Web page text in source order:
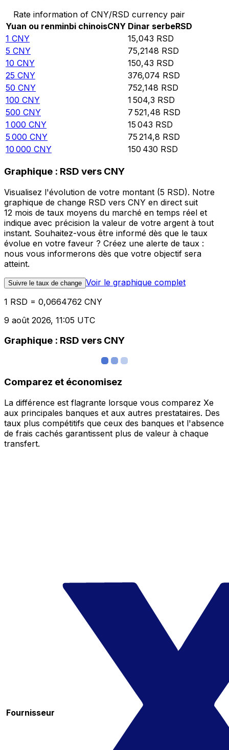
Rate information of CNY/RSD currency pair
Yuan ou renminbi chinoisCNY Dinar serbeRSD
1 CNY 15,043 RSD
5 CNY 75,2148 RSD
10 CNY 150,43 RSD
25 CNY 376,074 RSD
50 CNY 752,148 RSD
100 CNY 1 504,3 RSD
500 CNY 7 521,48 RSD
1 000 CNY 15 043 RSD
5 000 CNY 75 214,8 RSD
10 000 CNY 150 430 RSD
Graphique : RSD vers CNY
Visualisez l'évolution de votre montant (5 RSD). Notre
graphique de change RSD vers CNY en direct suit
12 mois de taux moyens du marché en temps réel et
indique avec précision la valeur de votre argent à tout
instant. Souhaitez-vous être informé dès que le taux
évolue en votre faveur ? Créez une alerte de taux :
nous vous informerons dès que votre objectif sera
atteint.
Suivre le taux de change Voir le graphique complet
1 RSD = 0,0664762 CNY
9 août 2026, 11:05 UTC
Graphique : RSD vers CNY
Comparez et économisez
La différence est flagrante lorsque vous comparez Xe
aux principales banques et aux autres prestataires. Des
taux plus compétitifs que ceux des banques et l'absence
de frais cachés garantissent plus de valeur à chaque
transfert.
Fournisseur